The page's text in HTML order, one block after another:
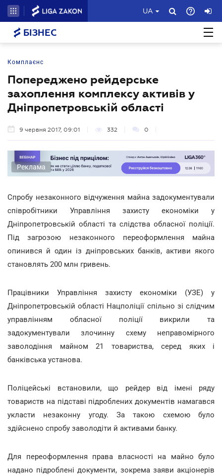
UA
БІЗНЕС
Комплаєнс
Попереджено рейдерське
захоплення комплексу активів у
Дніпропетровській області
9 червня 2017, 09:01 332 0
Реклама
Спробу незаконного відчуження майна задокументували
співробітники Управління захисту економіки у
Дніпропетровській області та слідства обласної поліції.
Під загрозою незаконного переоформлення майна
опинився й один із дніпровських банків, активи якого
становлять 200 млн гривень.
Працівники Управління захисту економіки (УЗЕ) у
Дніпропетровській області Нацполіції спільно зі слідчим
управлінням обласної поліції викрили та
задокументували злочинну схему неправомірного
заволодіння майном 21 товариства, серед яких і
банківська установа.
Поліцейські встановили, що рейдер від імені ряду
товариств на підставі підроблених документів намагався
укласти незаконну угоду. За такою схемою було
здійснено спробу заволодіти й активами банку.
Для переоформлення права власності на майно було
надано підроблені документи, зокрема заяви акціонерів